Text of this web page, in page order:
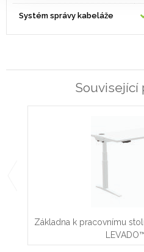
Systém správy kabeláže
Související
Základna k pracovnímu